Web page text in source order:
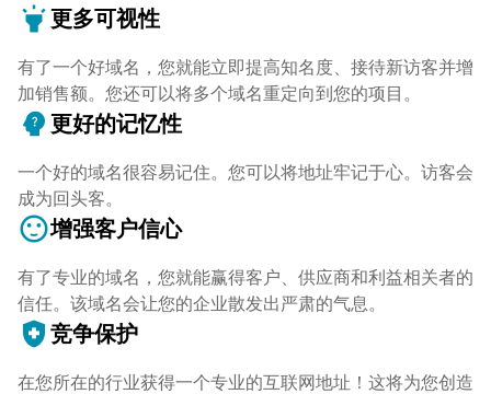
highlight更多可视性
有了一个好域名，您就能立即提高知名度、接待新访客并增
加销售额。您还可以将多个域名重定向到您的项目。
psychology_alt 更好的记忆性
一个好的域名很容易记住。您可以将地址牢记于心。访客会
成为回头客。
sentiment_satisfied增强客户信心
有了专业的域名，您就能赢得客户、供应商和利益相关者的
信任。该域名会让您的企业散发出严肃的气息。
health_and_safety 竞争保护
在您所在的行业获得一个专业的互联网地址！这将为您创造